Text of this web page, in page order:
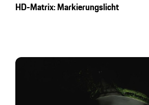
HD-Matrix: Markierungslicht